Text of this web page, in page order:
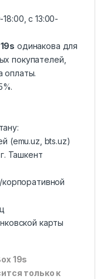
c 13:00-
одинакова для
покупателей,
оплаты.
(emu.uz, bts.uz)
Ташкент
карты
19s
только к